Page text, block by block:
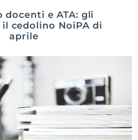
docenti e ATA: gli
cedolino NoiPA di
aprile